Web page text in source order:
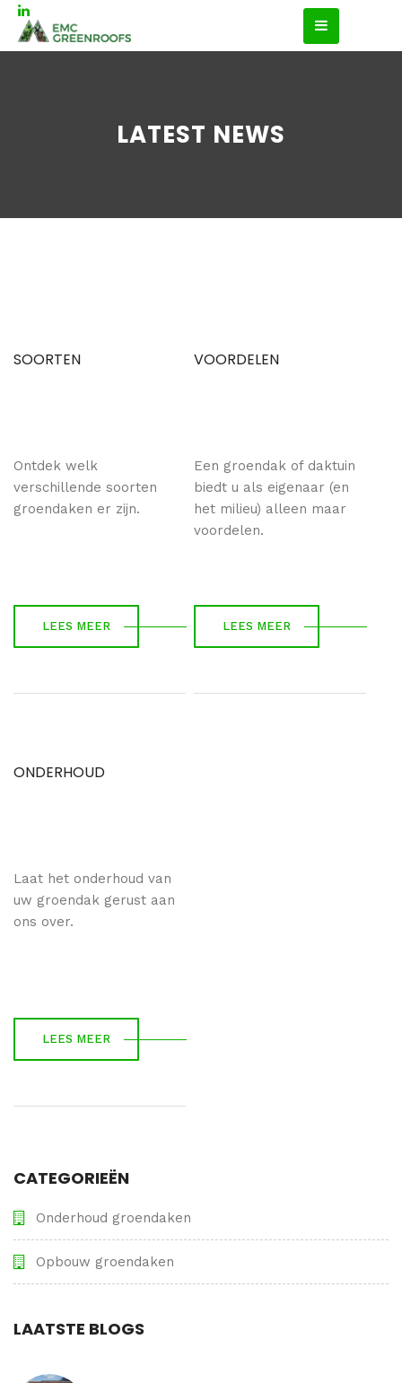
LATEST NEWS
SOORTEN
Ontdek welk
verschillende soorten
groendaken er zijn.
LEES MEER
VOORDELEN
Een groendak of daktuin
biedt u als eigenaar (en
het milieu) alleen maar
voordelen.
LEES MEER
ONDERHOUD
Laat het onderhoud van
uw groendak gerust aan
ons over.
LEES MEER
Onderhoud groendaken
Opbouw groendaken